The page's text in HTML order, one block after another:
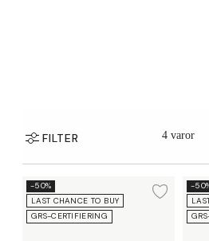
FILTER 4 varor
Outdoor Natura Dyna 40x4x40 cm
-50%
LAST CHANCE TO BUY
GRS-CERTIFIERING
-